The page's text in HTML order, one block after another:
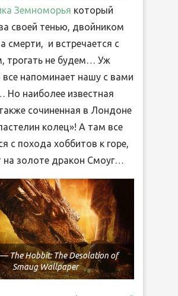
Земноморья который
своей тенью, двойником
смерти, и встречается с
трогать не будем… Уж
все напоминает нашу с вами
Но наиболее известная
сочиненная в Лондоне
колец»! А там все
с похода хоббитов к горе,
на золоте дракон Смоуг…
The Hobbit: The Desolation of
Smaug Wallpaper